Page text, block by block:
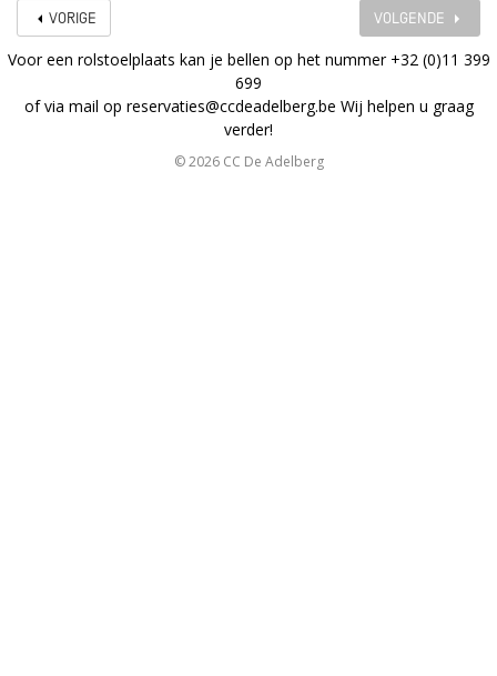
VORIGE VOLGENDE
Voor een rolstoelplaats kan je bellen op het nummer +32 (0)11 399
699
of via mail op reservaties@ccdeadelberg.be Wij helpen u graag
verder!
© 2026 CC De Adelberg